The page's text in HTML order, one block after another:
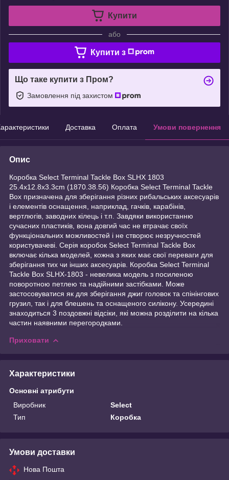
Купити
або
Купити з
Що таке купити з Пром?
Замовлення під захистом
Доставка Оплата Умови повернення
Опис
Коробка Select Terminal Tackle Box SLHX 1803
25.4x12.8x3.3cm (1870.38.56) Коробка Select Terminal Tackle
Box призначена для зберігання різних рибальських аксесуарів
і елементів оснащення, наприклад, гачків, карабінів,
вертлюгів, заводних кілець і т.п. Завдяки використанню
сучасних пластиків, вона довгий час не втрачає своїх
функціональних можливостей і не створює незручностей
користувачеві. Серія коробок Select Terminal Tackle Box
включає кілька моделей, кожна з яких має свої переваги для
зберігання тих чи інших аксесуарів. Коробка Select Terminal
Tackle Box SLHX-1803 - невелика модель з посиленою
поворотною петлею та надійними застібками. Може
застосовуватися як для зберігання джиг головок та спінінгових
грузил, так і для блешень та оснащеного силікону. Усередині
знаходиться 3 поздовжні відсіки, які можна розділити на кілька
частин наявними перегородками.
Приховати
Характеристики
Основні атрибути
Виробник
Select
Тип
Коробка
Умови доставки
Нова Пошта